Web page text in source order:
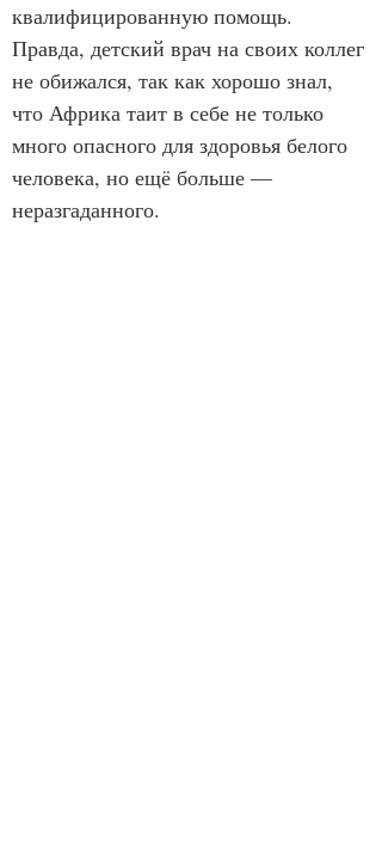
квалифицированную помощь.
Правда, детский врач на своих коллег
не обижался, так как хорошо знал,
что Африка таит в себе не только
много опасного для здоровья белого
человека, но ещё больше —
неразгаданного.